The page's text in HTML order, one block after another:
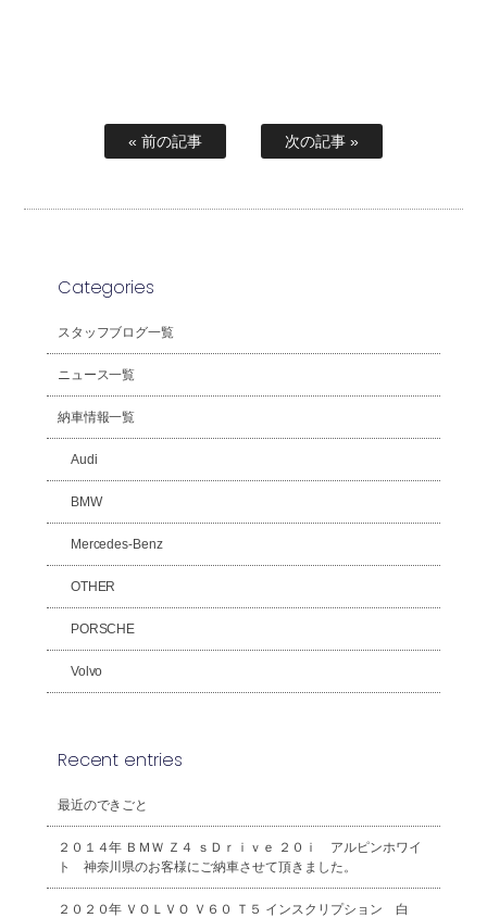
« 前の記事 次の記事 »
Categories
スタッフブログ一覧
ニュース一覧
納車情報一覧
Audi
BMW
Mercedes-Benz
OTHER
PORSCHE
Volvo
Recent entries
最近のできごと
２０１４年 ＢＭＷ Ｚ４ ｓＤｒｉｖｅ ２０ｉ アルピンホワイ
ト 神奈川県のお客様にご納車させて頂きました。
２０２０年 ＶＯＬＶＯ Ｖ６０ Ｔ５ インスクリプション 白